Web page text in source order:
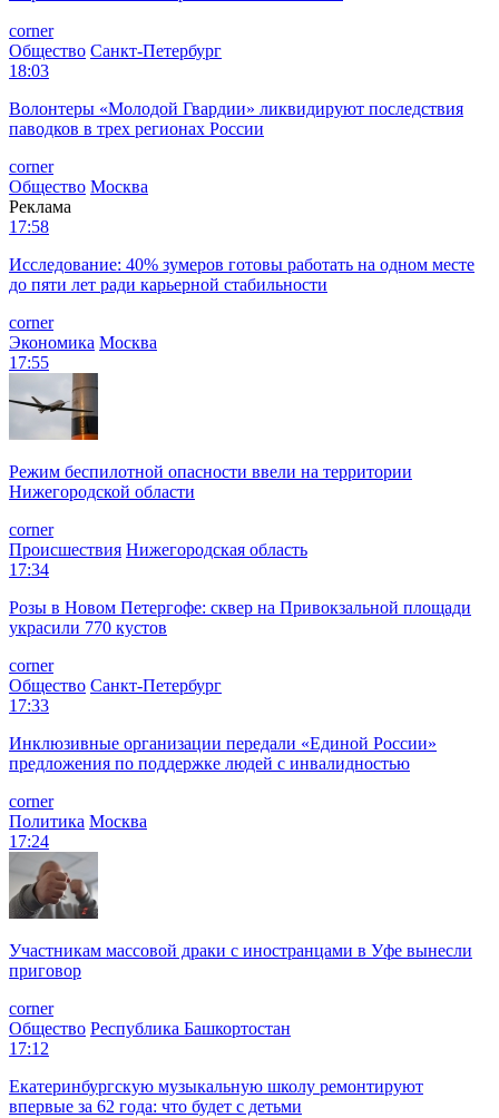
corner
Общество Санкт-Петербург
18:03
Волонтеры «Молодой Гвардии» ликвидируют последствия
паводков в трех регионах России
corner
Общество Москва
Реклама
17:58
Исследование: 40% зумеров готовы работать на одном месте
до пяти лет ради карьерной стабильности
corner
Экономика Москва
17:55
Режим беспилотной опасности ввели на территории
Нижегородской области
corner
Происшествия Нижегородская область
17:34
Розы в Новом Петергофе: сквер на Привокзальной площади
украсили 770 кустов
corner
Общество Санкт-Петербург
17:33
Инклюзивные организации передали «Единой России»
предложения по поддержке людей с инвалидностью
corner
Политика Москва
17:24
Участникам массовой драки с иностранцами в Уфе вынесли
приговор
corner
Общество Республика Башкортостан
17:12
Екатеринбургскую музыкальную школу ремонтируют
впервые за 62 года: что будет с детьми